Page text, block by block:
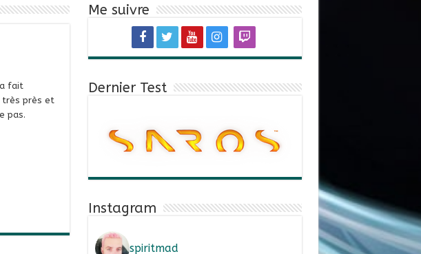
fait
très près et
pas.
Me suivre
Dernier Test
Instagram
spiritmad